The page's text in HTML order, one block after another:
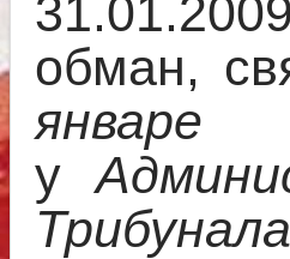
обман,
у